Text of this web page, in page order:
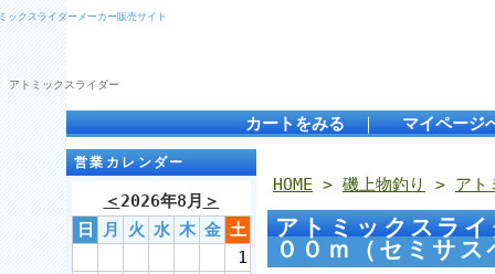
ックスライダーメーカー販売サイト
トミックスライダー
カートをみる ｜ マイページ
営業カレンダー
＜2026年8月 ＞
日
月 火 水 木 金 土
1
HOME > 磯上物釣り > アト
アトミックスラ
００ｍ（セミサ